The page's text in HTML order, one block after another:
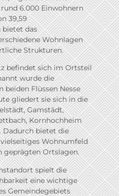
6.000 Einwohnern
39,59
das
Wohnlagen
Strukturen.
befindet sich im Ortsteil
wurde die
beiden Flüssen Nesse
gliedert sie sich in die
Gamstädt,
Kornhochheim
Dadurch bietet die
Wohnumfeld
Ortslagen.
spielt die
eine wichtige
Gemeindegebiets